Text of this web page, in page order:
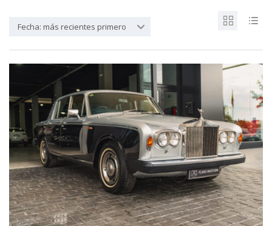
Fecha: más recientes primero